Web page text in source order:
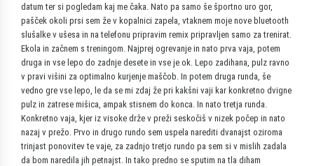
datum ter si pogledam kaj me čaka. Nato pa samo še športno uro gor,
pašček okoli prsi sem že v kopalnici zapela, vtaknem moje nove bluetooth
slušalke v ušesa in na telefonu pripravim remix pripravljen samo za trenirat.
Ekola in začnem s treningom. Najprej ogrevanje in nato prva vaja, potem
druga in vse lepo do zadnje desete in vse je ok. Lepo zadihana, pulz ravno
v pravi višini za optimalno kurjenje maščob. In potem druga runda, še
vedno gre vse lepo, le da se mi zdaj že pri kakšni vaji kar konkretno dvigne
pulz in zatrese mišica, ampak stisnem do konca. In nato tretja runda.
Konkretno vaja, kjer iz visoke drže v preži seskočiš v nizek počep in nato
nazaj v prežo. Prvo in drugo rundo sem uspela narediti dvanajst oziroma
trinjast ponovitev te vaje, za zadnjo tretjo rundo pa sem si v mislih zadala
da bom naredila jih petnajst. In tako predno se sputim na tla diham